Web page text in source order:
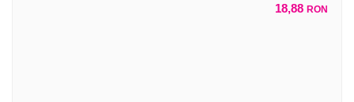
18,88 RON